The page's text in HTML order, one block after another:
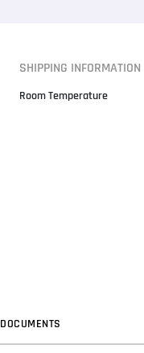
SHIPPING INFORMATION
Room Temperature
DOCUMENTS